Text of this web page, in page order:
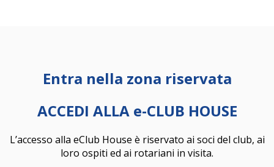
Entra nella zona riservata
ACCEDI ALLA e-CLUB HOUSE
L’accesso alla eClub House è riservato ai soci del club, ai
loro ospiti ed ai rotariani in visita.